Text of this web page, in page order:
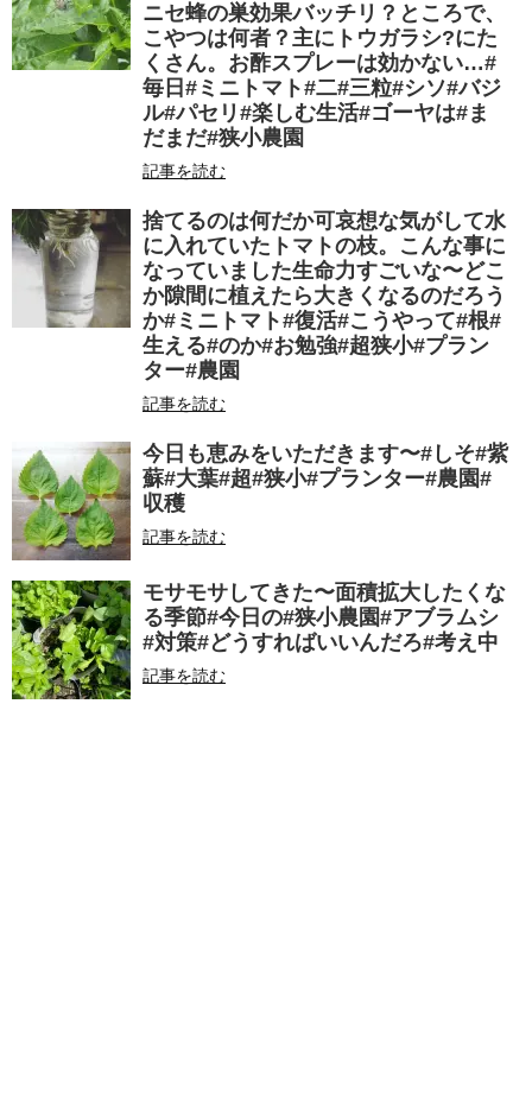
ニセ蜂の巣効果バッチリ？ところで、
こやつは何者？主にトウガラシ?にた
くさん。お酢スプレーは効かない…#
毎日#ミニトマト#二#三粒#シソ#バジ
ル#パセリ#楽しむ生活#ゴーヤは#ま
だまだ#狭小農園
記事を読む
捨てるのは何だか可哀想な気がして水
に入れていたトマトの枝。こんな事に
なっていました生命力すごいな〜どこ
か隙間に植えたら大きくなるのだろう
か#ミニトマト#復活#こうやって#根#
生える#のか#お勉強#超狭小#プラン
ター#農園
記事を読む
今日も恵みをいただきます〜#しそ#紫
蘇#大葉#超#狭小#プランター#農園#
収穫
記事を読む
モサモサしてきた〜面積拡大したくな
る季節#今日の#狭小農園#アブラムシ
#対策#どうすればいいんだろ#考え中
記事を読む